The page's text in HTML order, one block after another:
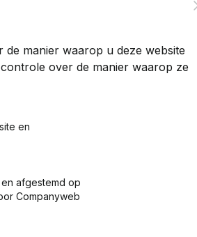
manier waarop u deze website
over de manier waarop ze
en
afgestemd op
Companyweb